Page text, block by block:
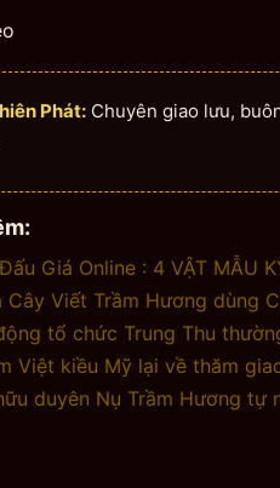
Phát: Chuyên giao lưu,
Giá Online : 4 VẬT MẪU
Viết Trầm Hương dùng
tổ chức Trung Thu
Việt kiều Mỹ lại về thăm
duyên Nụ Trầm Hương tự